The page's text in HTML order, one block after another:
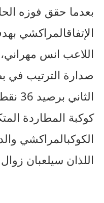
بعدما حقق فوزه
الإتفاقالمراكشي
اللاعب انس مهراني،
صدارة الترتيب في
الثاني برصيد
كوكبة المطاردة
الكوكبالمراكشي
اللذان سيلعبان زوال